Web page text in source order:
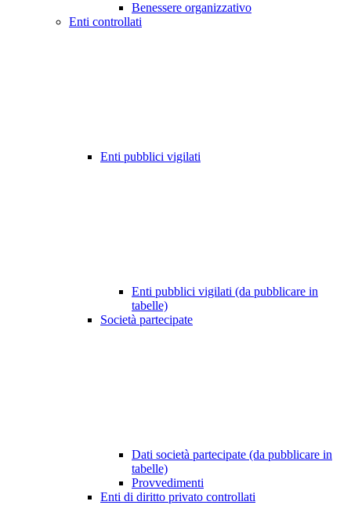
Benessere organizzativo
Enti controllati
Enti pubblici vigilati
Enti pubblici vigilati (da pubblicare in
tabelle)
Società partecipate
Dati società partecipate (da pubblicare in
tabelle)
Provvedimenti
Enti di diritto privato controllati